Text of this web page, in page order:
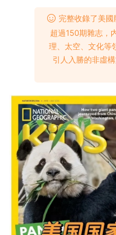
完整收錄了美
超過150期雜志，
理、太空、文化等
引人入勝的非虛